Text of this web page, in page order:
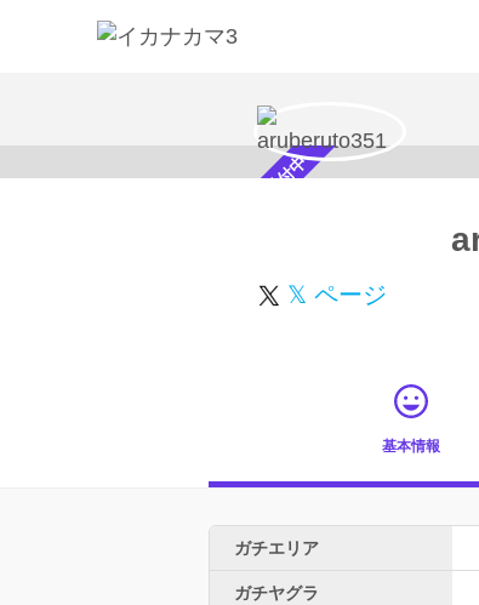
スカウト受付中
𝕏 ページ
基本情報
ガチエリア
ガチヤグラ